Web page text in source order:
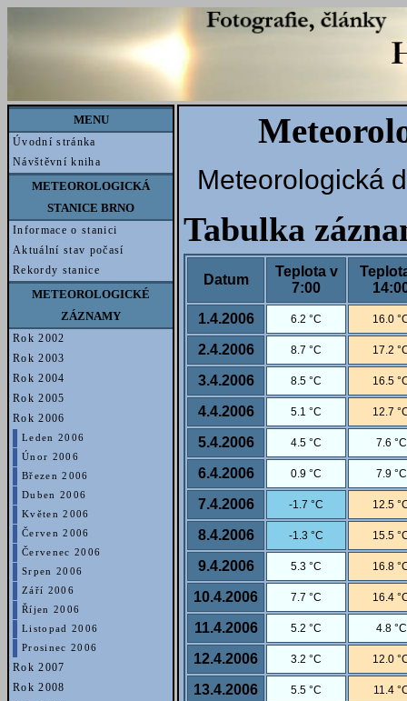
MENU
Úvodní stránka
Návštěvní kniha
METEOROLOGICKÁ
STANICE BRNO
Informace o stanici
Aktuální stav počasí
Rekordy stanice
METEOROLOGICKÉ
ZÁZNAMY
Rok 2002
Rok 2003
Rok 2004
Rok 2005
Rok 2006
Leden 2006
Únor 2006
Březen 2006
Duben 2006
Květen 2006
Červen 2006
Červenec 2006
Srpen 2006
Září 2006
Říjen 2006
Listopad 2006
Prosinec 2006
Rok 2007
Rok 2008
Meteorologická
Tabulka
Datum
Teplota v
7:00
1.4.2006
6.2 °C 16.0
2.4.2006 8.7 °C 17.2
3.4.2006 8.5 °C 16.5
4.4.2006 5.1 °C 12.7
5.4.2006 4.5 °C 7.6 °C
6.4.2006 0.9 °C 7.9 °C
7.4.2006 -1.7 °C 12.5
8.4.2006 -1.3 °C 15.5
9.4.2006 5.3 °C 16.8
10.4.2006 7.7 °C 16.4
11.4.2006 5.2 °C 4.8 °C
12.4.2006 3.2 °C 12.0
13.4.2006 5.5 °C 11.4